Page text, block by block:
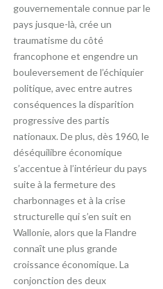
gouvernementale connue par le
pays jusque-là, crée un
traumatisme du côté
francophone et engendre un
bouleversement de l’échiquier
politique, avec entre autres
conséquences la disparition
progressive des partis
nationaux. De plus, dès 1960, le
déséquilibre économique
s’accentue à l’intérieur du pays
suite à la fermeture des
charbonnages et à la crise
structurelle qui s’en suit en
Wallonie, alors que la Flandre
connaît une plus grande
croissance économique. La
conjonction des deux